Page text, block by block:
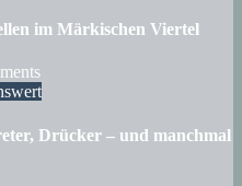
im Märkischen Viertel
Drücker – und manchmal